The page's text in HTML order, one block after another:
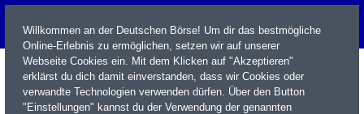
Willkommen an der Deutschen Börse! Um dir das bestmögliche
Online-Erlebnis zu ermöglichen, setzen wir auf unserer
Webseite Cookies ein. Mit dem Klicken auf "Akzeptieren"
erklärst du dich damit einverstanden, dass wir Cookies oder
verwandte Technologien verwenden dürfen. Über den Button
"Einstellungen" kannst du der Verwendung der genannten